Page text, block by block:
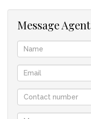
Message Agent